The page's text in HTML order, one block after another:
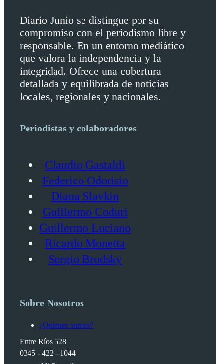
Diario Junio se distingue por su
compromiso con el periodismo libre y
responsable. En un entorno mediático
que valora la independencia y la
integridad. Ofrece una cobertura
detallada y equilibrada de noticias
locales, regionales y nacionales.
Periodistas y colaboradores
Claudio Gastaldi
Federico Odorisio
Diana Slavkin
Guillermo Coduri
Guillermo Luciano
Ricardo Monetta
Sergio Brodsky
Sobre Nosotros
¿Quienes somos?
Entre Ríos 528
0345 - 422 - 1044